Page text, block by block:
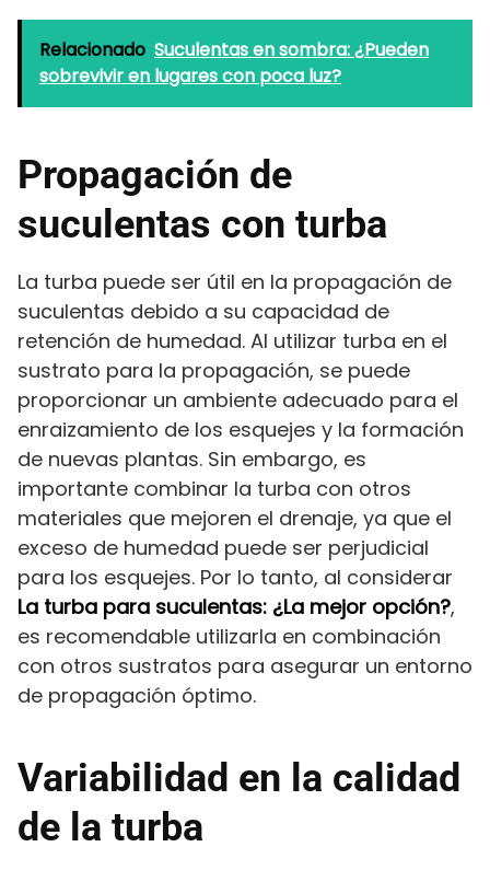
Relacionado Suculentas en sombra: ¿Pueden
sobrevivir en lugares con poca luz?
Propagación de
suculentas con turba
La turba puede ser útil en la propagación de
suculentas debido a su capacidad de
retención de humedad. Al utilizar turba en el
sustrato para la propagación, se puede
proporcionar un ambiente adecuado para el
enraizamiento de los esquejes y la formación
de nuevas plantas. Sin embargo, es
importante combinar la turba con otros
materiales que mejoren el drenaje, ya que el
exceso de humedad puede ser perjudicial
para los esquejes. Por lo tanto, al considerar
La turba para suculentas: ¿La mejor opción?,
es recomendable utilizarla en combinación
con otros sustratos para asegurar un entorno
de propagación óptimo.
Variabilidad en la calidad
de la turba